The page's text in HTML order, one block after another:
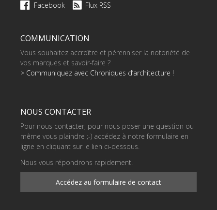
Facebook Flux RSS
COMMUNICATION
Vous souhaitez accroître et pérenniser la notoriété de
vos marques et savoir-faire ?
> Communiquez avec Chroniques d’architecture !
NOUS CONTACTER
Pour nous contacter, pour nous poser une question ou
même vous plaindre ;-) accédez à notre formulaire en
ligne en cliquant sur le lien ci-dessous.
Nous vous répondrons rapidement.
Accédez au formulaire de contact